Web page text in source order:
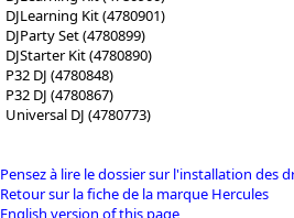
DJLearning Kit (4780901)
DJParty Set (4780899)
DJStarter Kit (4780890)
P32 DJ (4780848)
P32 DJ (4780867)
Universal DJ (4780773)
Pensez à lire le dossier sur l'installation des
Retour sur la fiche de la marque Hercules
English version of this page